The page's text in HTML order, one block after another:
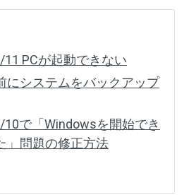
PCが起動できない
にシステムをバックアップ
で「Windowsを開始でき
」問題の修正方法